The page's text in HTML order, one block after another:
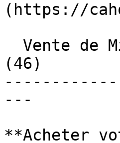
(https://
(46)
---
**Acheter